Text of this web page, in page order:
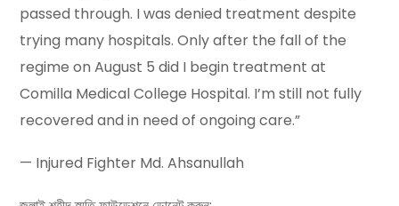
passed through. I was denied treatment despite
trying many hospitals. Only after the fall of the
regime on August 5 did I begin treatment at
Comilla Medical College Hospital. I’m still not fully
recovered and in need of ongoing care.”
— Injured Fighter Md. Ahsanullah